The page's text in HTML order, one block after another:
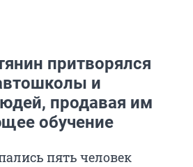
притворялся
и
продавая им
обучение
пять человек